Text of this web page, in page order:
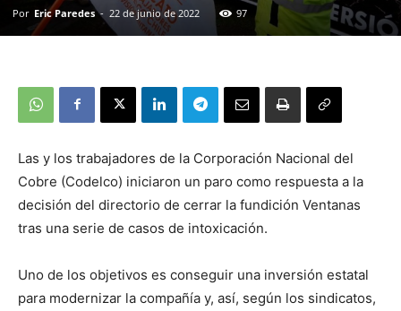
Por Eric Paredes - 22 de junio de 2022 97
Las y los trabajadores de la Corporación Nacional del
Cobre (Codelco) iniciaron un paro como respuesta a la
decisión del directorio de cerrar la fundición Ventanas
tras una serie de casos de intoxicación.
Uno de los objetivos es conseguir una inversión estatal
para modernizar la compañía y, así, según los sindicatos,